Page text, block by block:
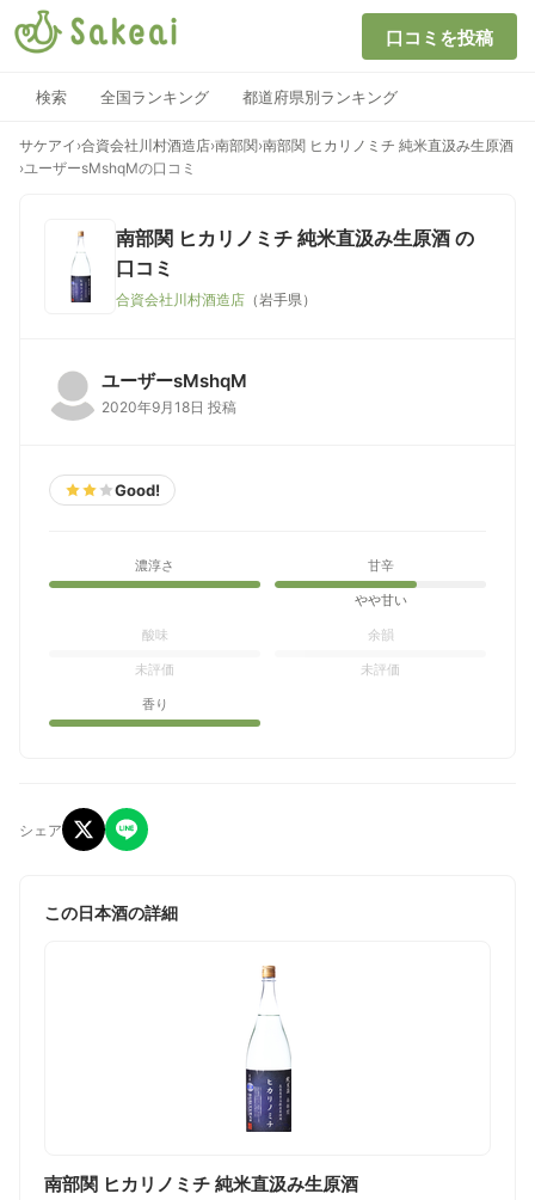
口コミを投稿
検索 全国ランキング 都道府県別ランキング
サケアイ ›合資会社川村酒造店›南部関›南部関 ヒカリノミチ 純米直汲み生原酒
›ユーザーsMshqMの口コミ
南部関 ヒカリノミチ 純米直汲み生原酒 の
口コミ
合資会社川村酒造店 （岩手県）
ユーザーsMshqM
2020年9月18日 投稿
Good!
濃淳さ 甘辛
やや甘い
酸味
未評価
余韻
未評価
香り
シェア
この日本酒の詳細
南部関 ヒカリノミチ 純米直汲み生原酒